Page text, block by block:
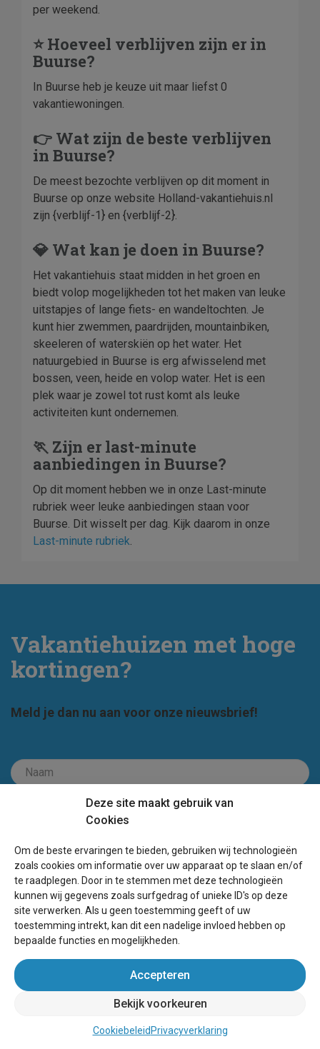
per weekend.
⭐ Hoeveel verblijven zijn er in
Buurse?
In Buurse heb je keuze uit maar liefst 0
vakantiewoningen.
👉 Wat zijn de beste verblijven
in Buurse?
De meest bezochte verblijven op dit moment in
Buurse op onze website Holland-vakantiehuis.nl
zijn {verblijf-1} en {verblijf-2}.
💎 Wat kan je doen in Buurse?
Het vakantiehuis staat midden in het groen en
biedt volop mogelijkheden tot het maken van leuke
uitstapjes of lange fiets- en wandeltochten. Je
kunt hier zwemmen, paardrijden, mountainbiken,
skeeleren of waterskiën op het water. Het
natuurgebied in Buurse is erg afwisselend met
bossen, veen, heide en volop water. Het is een
plek waar je zowel tot rust komt als leuke
activiteiten kunt ondernemen.
🏃 Zijn er last-minute
aanbiedingen in Buurse?
Op dit moment hebben we in onze Last-minute
rubriek weer leuke aanbiedingen staan voor
Buurse. Dit wisselt per dag. Kijk daarom in onze
Last-minute rubriek.
Vakantiehuizen met hoge
kortingen?
Meld je dan nu aan voor onze nieuwsbrief!
Deze site maakt gebruik van
Cookies
Om de beste ervaringen te bieden, gebruiken wij technologieën
zoals cookies om informatie over uw apparaat op te slaan en/of
te raadplegen. Door in te stemmen met deze technologieën
kunnen wij gegevens zoals surfgedrag of unieke ID's op deze
site verwerken. Als u geen toestemming geeft of uw
toestemming intrekt, kan dit een nadelige invloed hebben op
bepaalde functies en mogelijkheden.
Accepteren
Bekijk voorkeuren
Cookiebeleid Privacyverklaring
Boek direct bij de eigenaar!